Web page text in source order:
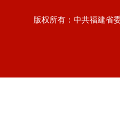
版权所有：中共福建省